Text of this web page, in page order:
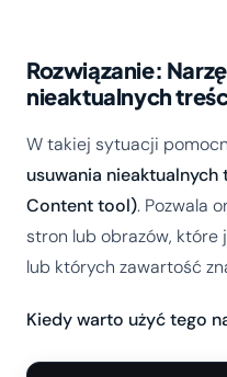
Rozwiązanie:
nieaktualnych
W takiej sytuacji
usuwania
Content tool). Pozwala
stron lub obrazów, które
lub których zawartość
Kiedy warto użyć tego